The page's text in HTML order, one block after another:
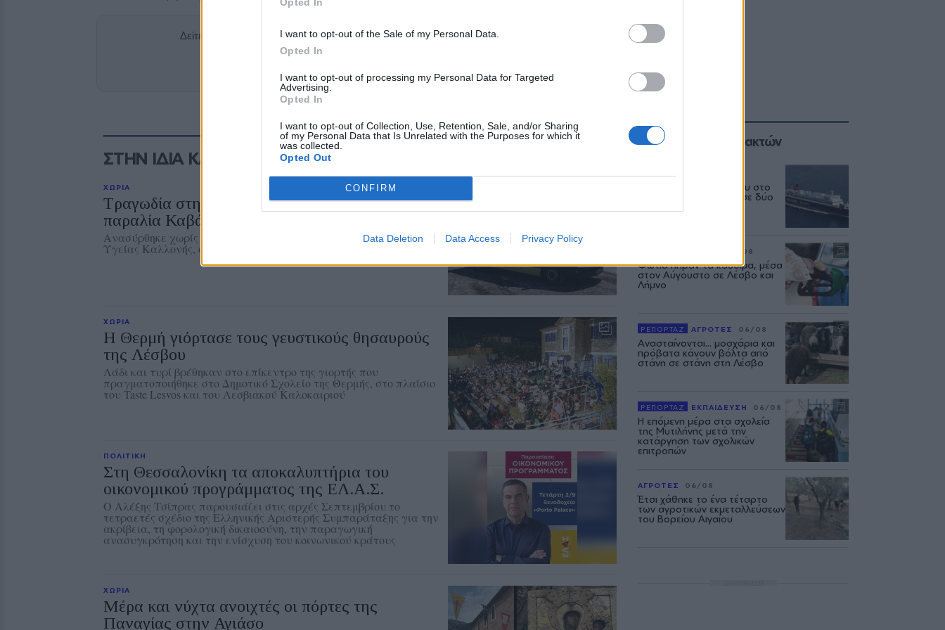
I want to opt-out of the Sale of my Personal Data.
Opted In
I want to opt-out of processing my Personal Data for Targeted
Advertising.
Opted In
I want to opt-out of Collection, Use, Retention, Sale, and/or Sharing
of my Personal Data that Is Unrelated with the Purposes for which it
was collected.
Opted Out
CONFIRM
Data Deletion Data Access Privacy Policy
Δείτε περισσότερα άρθρα μας στα αποτελέσματα αναζήτησης
ΣΤΗΝ ΙΔΙΑ ΚΑΤΗΓΟΡΙΑ
ΧΩΡΙΑ
Τραγωδία στην Πέτρα με νεκρό άνδρα στην
παραλία Καβάκι
Ανασύρθηκε χωρίς τις αισθήσεις του και μεταφέρθηκε στο Κέντρο
Υγείας Καλλονής, όπου διαπιστώθηκε ο θάνατός του
ΧΩΡΙΑ
Η Θερμή γιόρτασε τους γευστικούς θησαυρούς
της Λέσβου
Λάδι και τυρί βρέθηκαν στο επίκεντρο της γιορτής που
πραγματοποιήθηκε στο Δημοτικό Σχολείο της Θερμής, στο πλαίσιο
του Taste Lesvos και του Λεσβιακού Καλοκαιριού
ΠΟΛΙΤΙΚΗ
Στη Θεσσαλονίκη τα αποκαλυπτήρια του
οικονομικού προγράμματος της ΕΛ.Α.Σ.
Ο Αλέξης Τσίπρας παρουσιάζει στις αρχές Σεπτεμβρίου το
τετραετές σχέδιο της Ελληνικής Αριστερής Συμπαράταξης για την
ακρίβεια, τη φορολογική δικαιοσύνη, την παραγωγική
ανασυγκρότηση και την ενίσχυση του κοινωνικού κράτους
ΧΩΡΙΑ
Μέρα και νύχτα ανοιχτές οι πόρτες της
Παναγίας στην Αγιάσο
Επιλογές των Συντακτών
Δεύτερη εμπλοκή κάβου στο
«Νήσος Ρόδος» μέσα σε δύο
07/08
Φωτιά πήραν τα καυσιμα, μέσα
στον Αύγουστο σε Λέσβο και
Λήμνο
ΡΕΠΟΡΤΑΖ ΑΓΡΟΤΕΣ 06/08
Ανασταίνονται... μοσχάρια και
πρόβατα κάνουν βόλτα από
στάνη σε στάνη στη Λέσβο
ΡΕΠΟΡΤΑΖ ΕΚΠΑΙΔΕΥΣΗ 06/08
Η επόμενη μέρα στα σχολεία
της Μυτιλήνης μετά την
κατάργηση των σχολικών
επιτροπών
ΑΓΡΟΤΕΣ 06/08
Έτσι χάθηκε το ένα τέταρτο
των αγροτικών εκμεταλλεύσεων
του Βορείου Αιγαίου